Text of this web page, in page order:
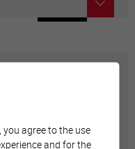
agree to the use
and for the